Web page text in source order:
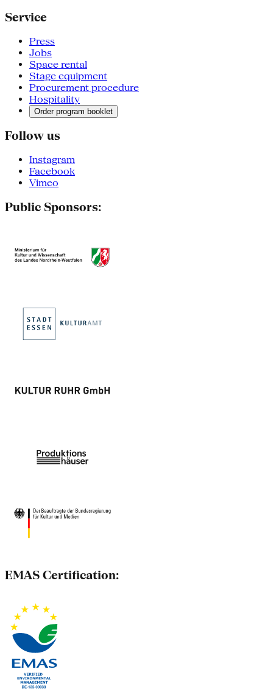
Service
Press
Jobs
Space rental
Stage equipment
Procurement procedure
Hospitality
Order program booklet
Follow us
Instagram
Facebook
Vimeo
Public Sponsors:
EMAS Certification: